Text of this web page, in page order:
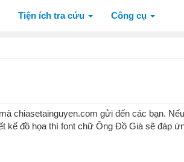
Tiện ích tra cứu Công cụ
chiasetainguyen.com gửi đến các bạn.
kế đồ họa thì font chữ Ông Đồ Già sẽ đáp